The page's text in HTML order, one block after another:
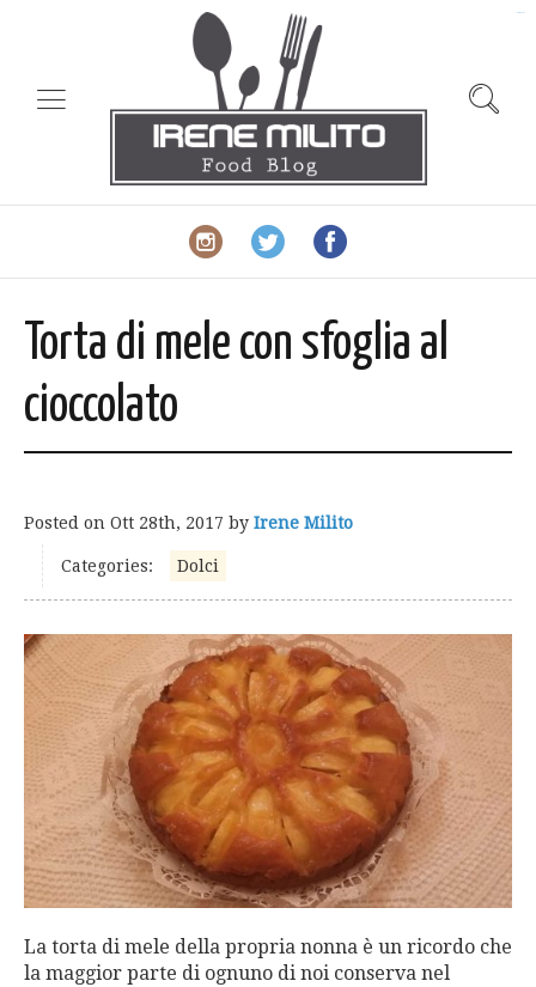
Torta di mele con sfoglia al
cioccolato
Posted on Ott 28th, 2017 by Irene Milito
Categories: Dolci
La torta di mele della propria nonna è un ricordo che
la maggior parte di ognuno di noi conserva nel